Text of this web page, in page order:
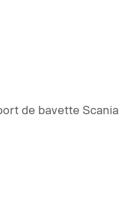
de bavette Scania